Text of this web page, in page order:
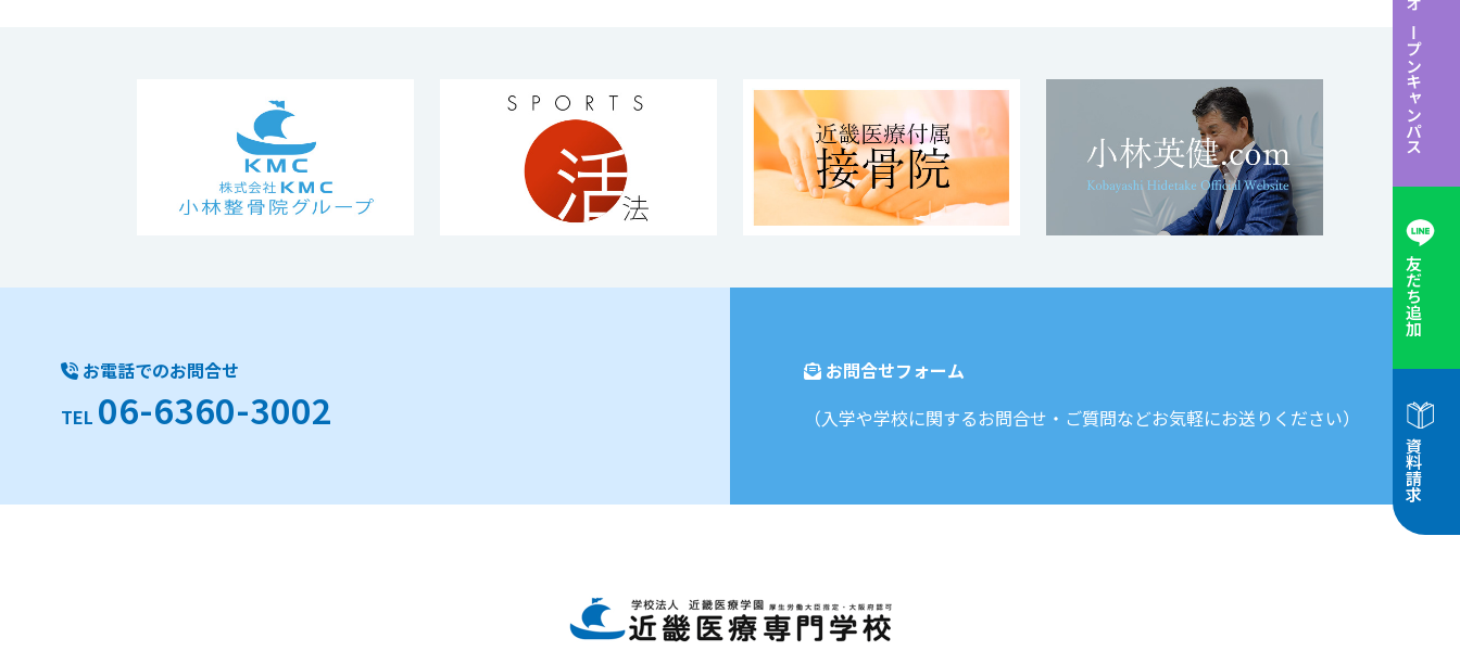
オープンキャンパス
友だち追加
資料請求
お電話でのお問合せ
TEL 06-6360-3002
お問合せフォーム
（入学や学校に関するお問合せ・ご質問などお気軽にお送りください）